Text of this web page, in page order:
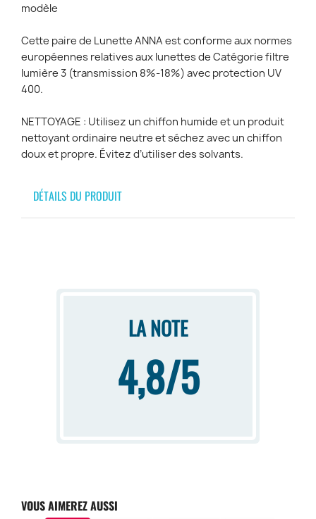
modèle
Cette paire de Lunette ANNA est conforme aux normes
européennes relatives aux lunettes de Catégorie filtre
lumière 3 (transmission 8%-18%) avec protection UV
400.
NETTOYAGE : Utilisez un chiffon humide et un produit
nettoyant ordinaire neutre et séchez avec un chiffon
doux et propre. Évitez d’utiliser des solvants.
DÉTAILS DU PRODUIT
LA NOTE
4,8/5
VOUS AIMEREZ AUSSI